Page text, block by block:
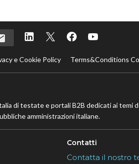
e Cookie Policy Terms&Conditions
di testate e portali B2B dedicati ai temi
amministrazioni italiane.
Contatti
Contatta il nostro